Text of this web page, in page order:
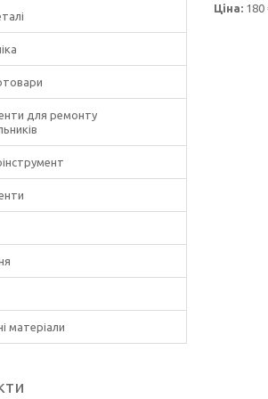
Ціна: 180
для ремонту
матеріали